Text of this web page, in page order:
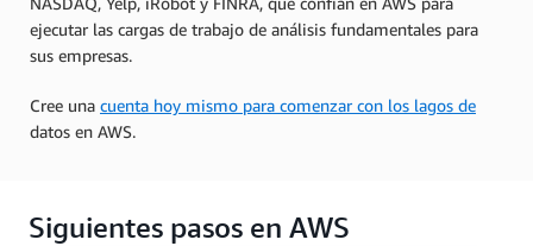
ejecutar las cargas de trabajo de análisis fundamentales para
sus empresas.
Cree una cuenta hoy mismo para comenzar con los lagos de
datos en AWS.
Siguientes pasos en AWS